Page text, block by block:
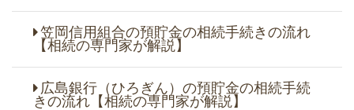
笠岡信用組合の預貯金の相続手続きの流れ
【相続の専門家が解説】
広島銀行（ひろぎん）の預貯金の相続手続
きの流れ【相続の専門家が解説】